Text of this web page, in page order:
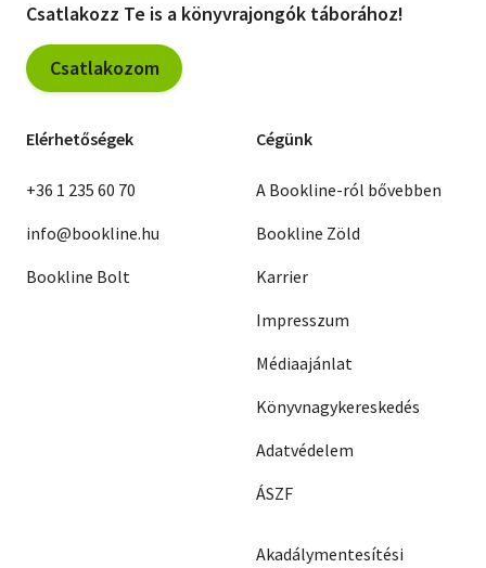
Csatlakozz Te is a könyvrajongók táborához!
Csatlakozom
Elérhetőségek
+36 1 235 60 70
info@bookline.hu
Bookline Bolt
Cégünk
A Bookline-ról bővebben
Bookline Zöld
Karrier
Impresszum
Médiaajánlat
Könyvnagykereskedés
Adatvédelem
ÁSZF
Akadálymentesítési